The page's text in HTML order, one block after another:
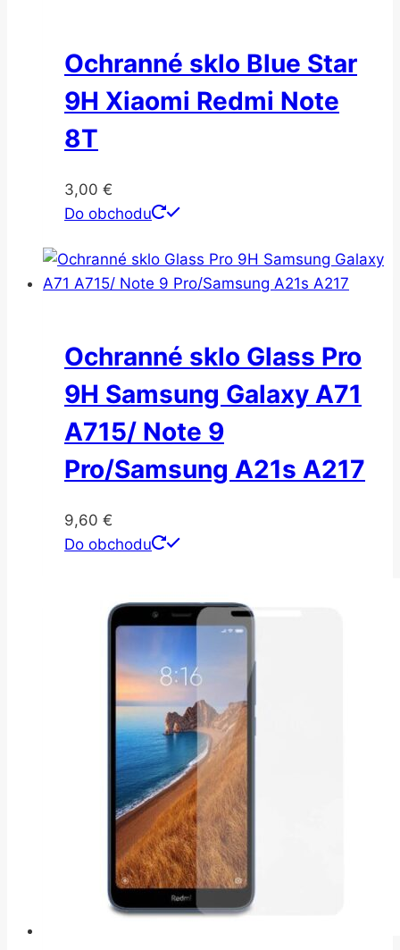
Ochranné sklo Blue Star
9H Xiaomi Redmi Note
8T
3,00 €
Do obchodu
Ochranné sklo Glass Pro
9H Samsung Galaxy A71
A715/ Note 9
Pro/Samsung A21s A217
9,60 €
Do obchodu